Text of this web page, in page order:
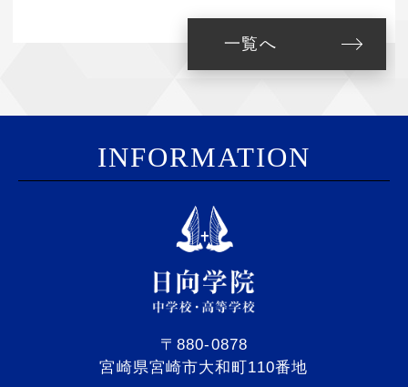
一覧へ
INFORMATION
〒880-0878
宮崎県宮崎市大和町110番地